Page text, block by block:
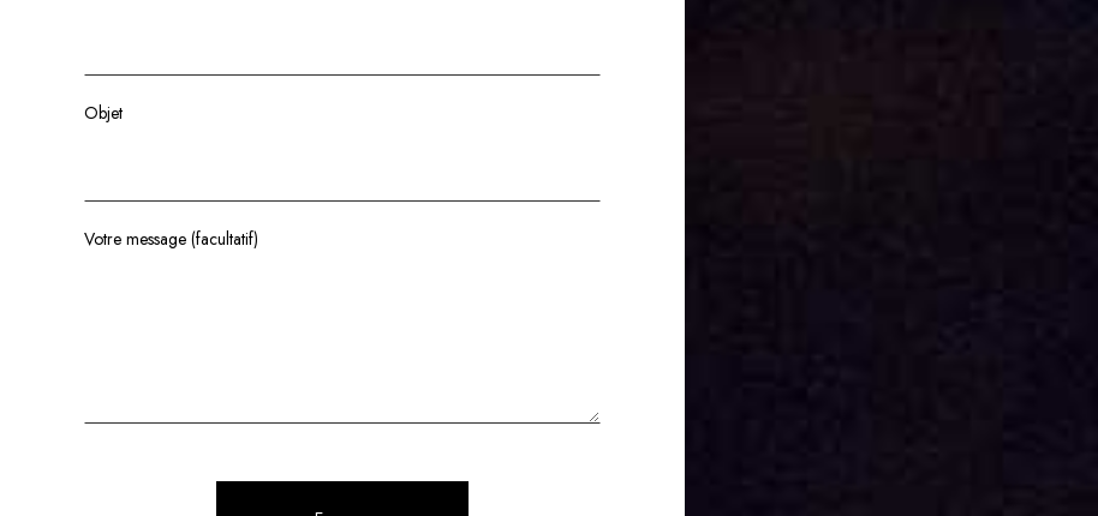
Objet
Votre message (facultatif)